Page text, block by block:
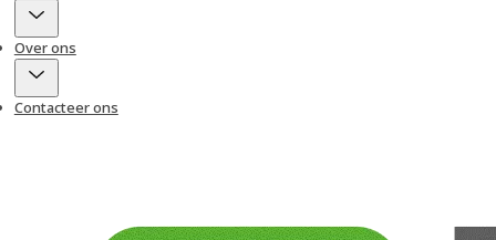
Over ons
Contacteer ons